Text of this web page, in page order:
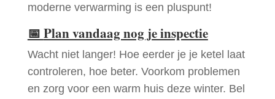
moderne verwarming is een pluspunt!
📅 Plan vandaag nog je inspectie
Wacht niet langer! Hoe eerder je je ketel laat
controleren, hoe beter. Voorkom problemen
en zorg voor een warm huis deze winter. Bel